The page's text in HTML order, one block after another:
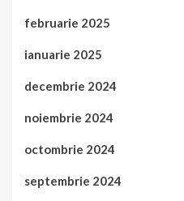
februarie 2025
ianuarie 2025
decembrie 2024
noiembrie 2024
octombrie 2024
septembrie 2024